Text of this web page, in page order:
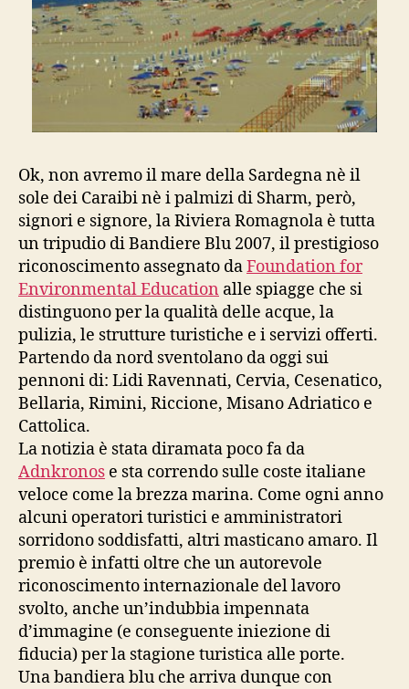
Ok, non avremo il mare della Sardegna nè il
sole dei Caraibi nè i palmizi di Sharm, però,
signori e signore, la Riviera Romagnola è tutta
un tripudio di Bandiere Blu 2007, il prestigioso
riconoscimento assegnato daFoundation for
Environmental Education alle spiagge che si
distinguono per la qualità delle acque, la
pulizia, le strutture turistiche e i servizi offerti.
Partendo da nord sventolano da oggi sui
pennoni di: Lidi Ravennati, Cervia, Cesenatico,
Bellaria, Rimini, Riccione, Misano Adriatico e
Cattolica.
La notizia è stata diramata poco fa da
Adnkronos e sta correndo sulle coste italiane
veloce come la brezza marina. Come ogni anno
alcuni operatori turistici e amministratori
sorridono soddisfatti, altri masticano amaro. Il
premio è infatti oltre che un autorevole
riconoscimento internazionale del lavoro
svolto, anche un’indubbia impennata
d’immagine (e conseguente iniezione di
fiducia) per la stagione turistica alle porte.
Una bandiera blu che arriva dunque con